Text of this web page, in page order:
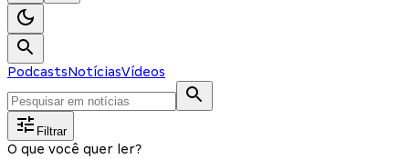
PodcastsNotíciasVídeos
Filtrar
O que você quer ler?